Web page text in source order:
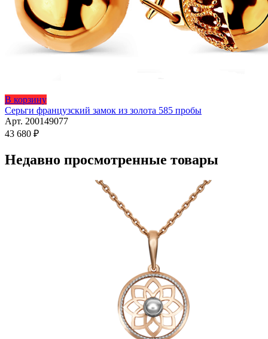
В корзину
Серьги французский замок из золота 585 пробы
Арт. 200149077
43 680 ₽
Недавно просмотренные товары